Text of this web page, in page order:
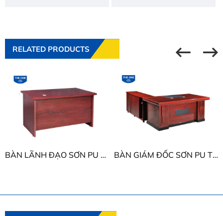
RELATED PRODUCTS
BÀN LÃNH ĐẠO SƠN PU THE ONE ET1400A BÀN GIÁM ĐỐC SƠN PU THE ONE DT1890H43